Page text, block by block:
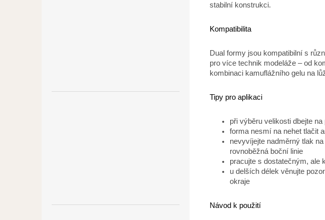
stabilní konstrukci.
Kompatibilita
Dual formy jsou kompatibilní s
pro více technik modeláže – od
kombinaci kamuflážního gelu na
Tipy pro aplikaci
při výběru velikosti dbejte
forma nesmí na nehet tlačit
nevyvíjejte nadměrný tlak
rovnoběžná boční linie
pracujte s dostatečným, ale
u delších délek věnujte
okraje
Návod k použití